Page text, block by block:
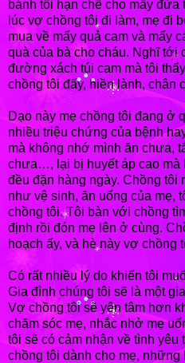
bánh tôi hạn chế cho mấy đứa
lúc vợ chồng tôi đi làm, mẹ đi
mua về mấy quả cam và mấy
quà của bà cho cháu. Nghĩ tới
đường xách túi cam mà tôi
chồng tôi đấy, hiền lành, chân
Dạo này mẹ chồng tôi đang ở
nhiều triệu chứng của bệnh
mà không nhớ mình ăn chưa,
chưa…, lại bị huyết áp cao mà
đều đặn hàng ngày. Chồng tôi
như vệ sinh, ăn uống của mẹ,
chồng tôi. Tôi bàn với chồng
định rồi đón mẹ lên ở cùng.
hoạch ấy, và hè này vợ chồng
Có rất nhiều lý do khiến tôi
Gia đình chúng tôi sẽ là một
Vợ chồng tôi sẽ yên tâm hơn
chăm sóc mẹ, nhắc nhở mẹ
tôi sẽ có cảm nhận về tình
chồng tôi dành cho mẹ,